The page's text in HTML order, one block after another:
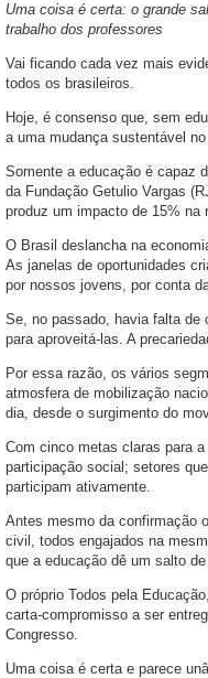
Uma coisa é certa: o grande
trabalho dos professores
Vai ficando cada vez mais
todos os brasileiros.
Hoje, é consenso que, sem
a uma mudança sustentável
Somente a educação é capaz
da Fundação Getulio Vargas
produz um impacto de 15% na
O Brasil deslancha na
As janelas de oportunidades
por nossos jovens, por conta
Se, no passado, havia falta de
para aproveitá-las. A
Por essa razão, os vários
atmosfera de mobilização
dia, desde o surgimento do
Com cinco metas claras para
participação social; setores
participam ativamente.
Antes mesmo da confirmação
civil, todos engajados na
que a educação dê um salto
O próprio Todos pela
carta-compromisso a ser
Congresso.
Uma coisa é certa e parece